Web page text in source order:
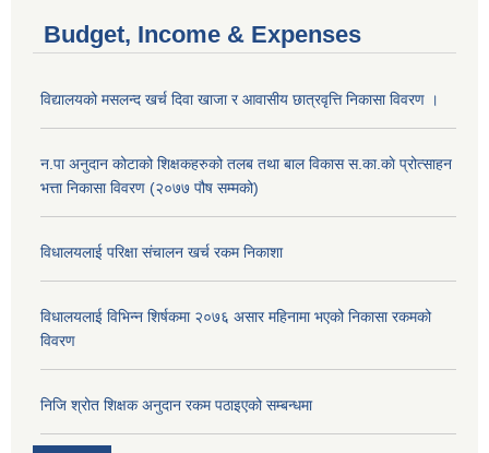
Budget, Income & Expenses
विद्यालयको मसलन्द खर्च दिवा खाजा र आवासीय छात्रवृत्ति निकासा विवरण ।
न.पा अनुदान कोटाको शिक्षकहरुको तलब तथा बाल विकास स.का.काे प्रोत्साहन
भत्ता निकासा विवरण (२०७७ पौष सम्मको)
विधालयलाई परिक्षा स‌ंचालन खर्च रकम निकाशा
विधालयलाई विभिन्न शिर्षकमा २०७६ असार महिनामा भएको निकासा रकमको
विवरण
निजि श्रोत शिक्षक अनुदान रकम पठाइएको सम्बन्धमा